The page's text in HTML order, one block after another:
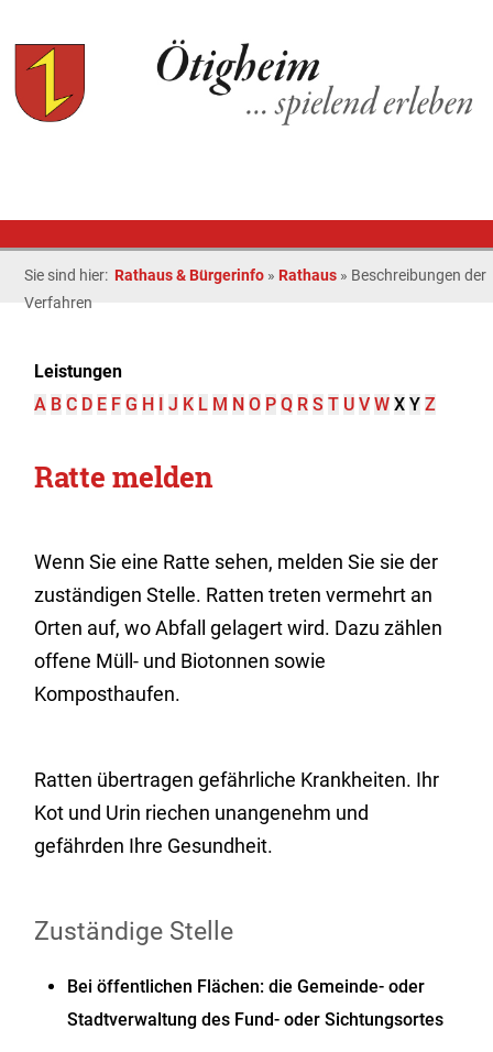
Sie sind hier: Rathaus & Bürgerinfo » Rathaus » Beschreibungen der
Verfahren
Leistungen
A B C D E F G H I J K L M N O P Q R S T U V W X Y Z
Ratte melden
Wenn Sie eine Ratte sehen, melden Sie sie der
zuständigen Stelle. Ratten treten vermehrt an
Orten auf, wo Abfall gelagert wird. Dazu zählen
offene Müll- und Biotonnen sowie
Komposthaufen.
Ratten übertragen gefährliche Krankheiten. Ihr
Kot und Urin riechen unangenehm und
gefährden Ihre Gesundheit.
Zuständige Stelle
Bei öffentlichen Flächen: die Gemeinde- oder
Stadtverwaltung des Fund- oder Sichtungsortes